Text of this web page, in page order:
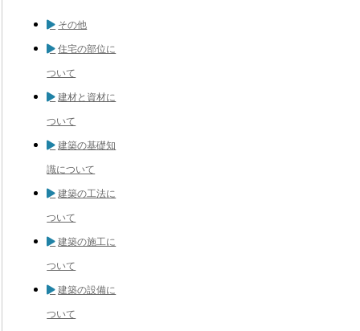
その他
住宅の部位に
ついて
建材と資材に
ついて
建築の基礎知
識について
建築の工法に
ついて
建築の施工に
ついて
建築の設備に
ついて